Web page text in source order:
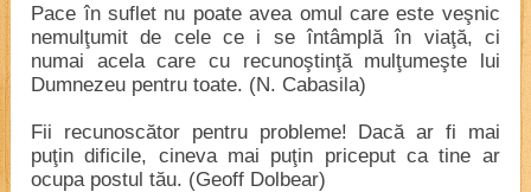
Pace în suflet nu poate avea omul care este veşnic
nemulţumit de cele ce i se întâmplă în viaţă, ci
numai acela care cu recunoştinţă mulţumeşte lui
Dumnezeu pentru toate. (N. Cabasila)
Fii recunoscător pentru probleme! Dacă ar fi mai
puţin dificile, cineva mai puţin priceput ca tine ar
ocupa postul tău. (Geoff Dolbear)